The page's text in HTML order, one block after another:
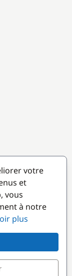
votre
et
vous
à notre
plus